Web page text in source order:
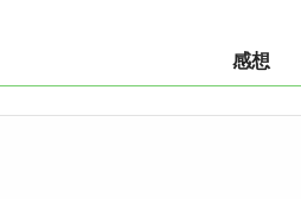
感想